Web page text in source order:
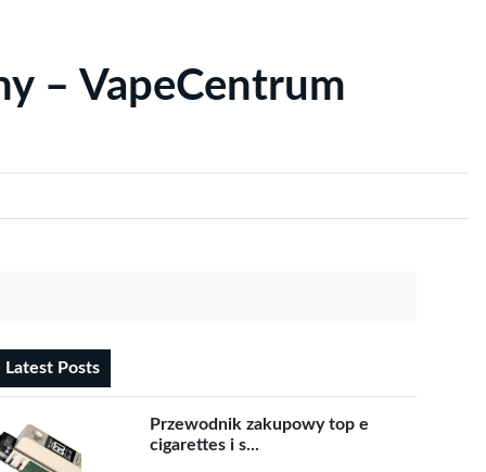
– VapeCentrum
Latest Posts
Przewodnik zakupowy top e
cigarettes i s...